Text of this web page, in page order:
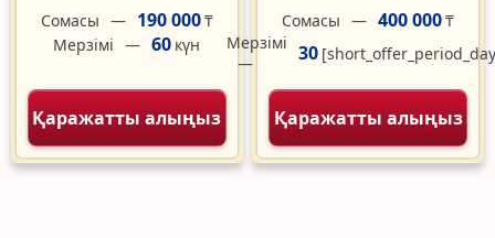
Сомасы 190 000₸
Мерзімі
60 күн
Қаражатты алыңыз
Сомасы 400 000₸
Мерзімі 30
Қаражатты алыңыз